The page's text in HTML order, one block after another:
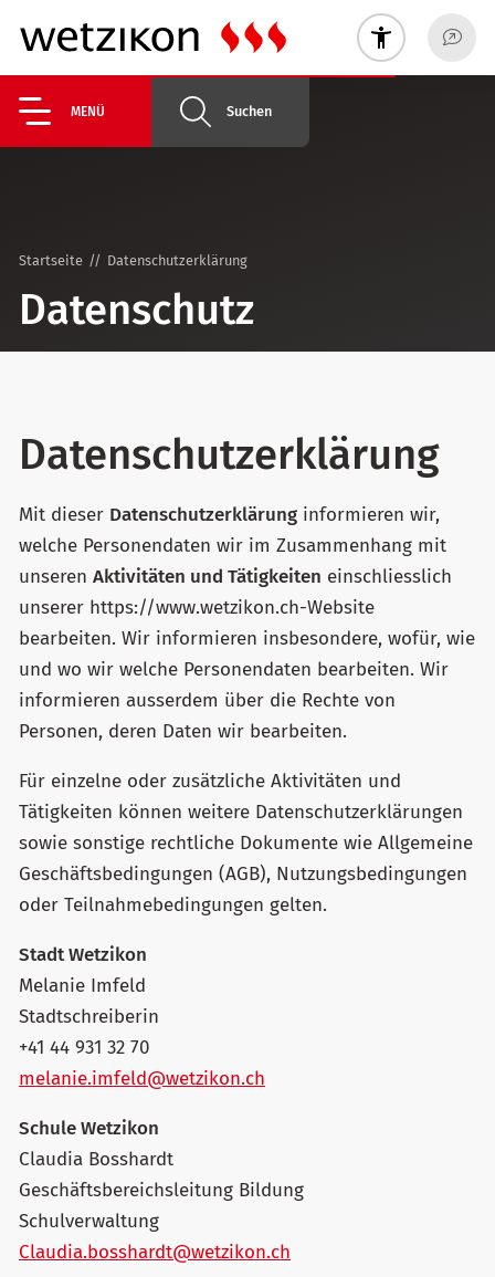
MENÜ Suchen
Startseite Datenschutzerklärung
Datenschutz
Datenschutzerklärung
Mit dieser Datenschutzerklärung informieren wir,
welche Personendaten wir im Zusammenhang mit
unseren Aktivitäten und Tätigkeiten einschliesslich
unserer https://www.wetzikon.ch-Website
bearbeiten. Wir informieren insbesondere, wofür, wie
und wo wir welche Personendaten bearbeiten. Wir
informieren ausserdem über die Rechte von
Personen, deren Daten wir bearbeiten.
Für einzelne oder zusätzliche Aktivitäten und
Tätigkeiten können weitere Datenschutzerklärungen
sowie sonstige rechtliche Dokumente wie Allgemeine
Geschäftsbedingungen (AGB), Nutzungsbedingungen
oder Teilnahmebedingungen gelten.
Stadt Wetzikon
Melanie Imfeld
Stadtschreiberin
+41 44 931 32 70
melanie.imfeld@wetzikon.ch
Schule Wetzikon
Claudia Bosshardt
Geschäftsbereichsleitung Bildung
Schulverwaltung
Claudia.bosshardt@wetzikon.ch